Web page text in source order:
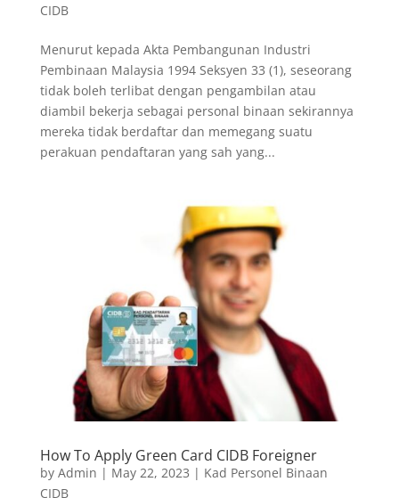
CIDB
Menurut kepada Akta Pembangunan Industri
Pembinaan Malaysia 1994 Seksyen 33 (1), seseorang
tidak boleh terlibat dengan pengambilan atau
diambil bekerja sebagai personal binaan sekirannya
mereka tidak berdaftar dan memegang suatu
perakuan pendaftaran yang sah yang...
How To Apply Green Card CIDB Foreigner
by Admin | May 22, 2023 | Kad Personel Binaan
CIDB